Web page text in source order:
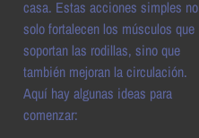
casa. Estas acciones simples no
solo fortalecen los músculos que
soportan las rodillas, sino que
también mejoran la circulación.
Aquí hay algunas ideas para
comenzar: